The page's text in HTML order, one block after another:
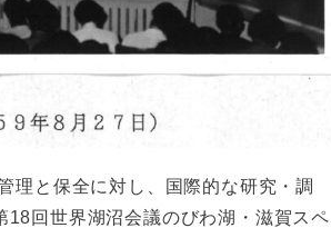
理と保全に対し、国際的な研究・調
回世界湖沼会議のびわ湖・滋賀スペ